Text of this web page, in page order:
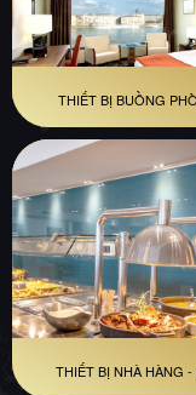
THIẾT BỊ BUỒNG
THIẾT BỊ NHÀ HÀNG -